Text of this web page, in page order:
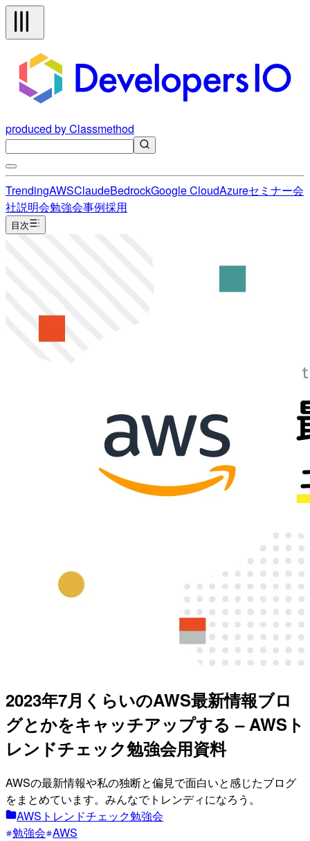
produced by Classmethod
TrendingAWSClaudeBedrockGoogle CloudAzureセミナー会
社説明会勉強会事例採用
目次
2023年7月くらいのAWS最新情報ブロ
グとかをキャッチアップする – AWSト
レンドチェック勉強会用資料
AWSの最新情報や私の独断と偏見で面白いと感じたブログ
をまとめています。みんなでトレンディになろう。
AWSトレンドチェック勉強会
勉強会 AWS